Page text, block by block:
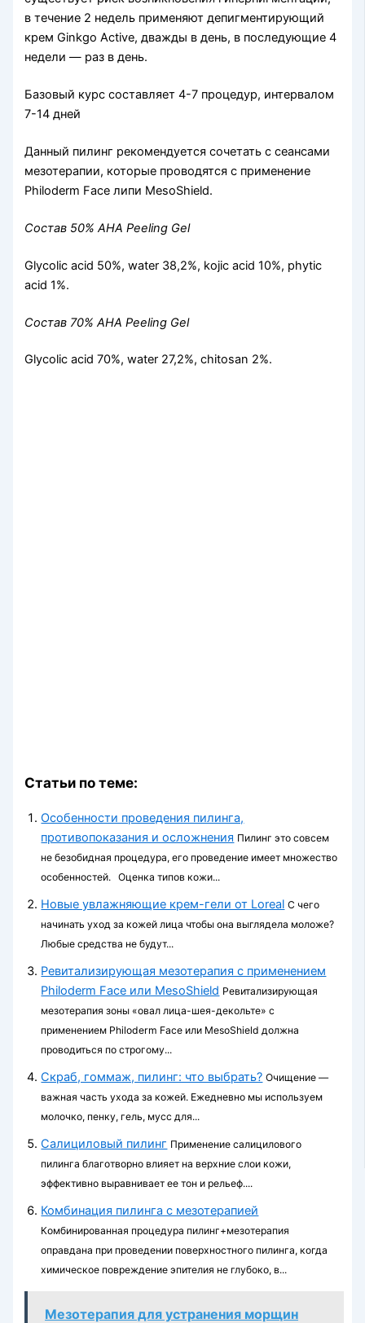
в течение 2 недель применяют депигментирующий
крем Ginkgo Active, дважды в день, в последующие 4
недели — раз в день.
Базовый курс составляет 4-7 процедур, интервалом
7-14 дней
Данный пилинг рекомендуется сочетать с сеансами
мезотерапии, которые проводятся с применение
Philoderm Face липи MesoShield.
Состав 50% AHA Peeling Gel
Glycolic acid 50%, water 38,2%, kojic acid 10%, phytic
acid 1%.
Состав 70% AHA Peeling Gel
Glycolic acid 70%, water 27,2%, chitosan 2%.
Статьи по теме:
Особенности проведения пилинга,
противопоказания и осложнения Пилинг это совсем
не безобидная процедура, его проведение имеет множество
особенностей. Оценка типов кожи...
Новые увлажняющие крем-гели от Loreal С чего
начинать уход за кожей лица чтобы она выглядела моложе?
Любые средства не будут...
Ревитализирующая мезотерапия с применением
Philoderm Face или MesoShield Ревитализирующая
мезотерапия зоны «овал лица-шея-декольте» с
применением Philoderm Face или MesoShield должна
проводиться по строгому...
Скраб, гоммаж, пилинг: что выбрать? Очищение —
важная часть ухода за кожей. Ежедневно мы используем
молочко, пенку, гель, мусс для...
Салициловый пилинг Применение салицилового
пилинга благотворно влияет на верхние слои кожи,
эффективно выравнивает ее тон и рельеф....
Комбинация пилинга с мезотерапией
Комбинированная процедура пилинг+мезотерапия
оправдана при проведении поверхностного пилинга, когда
химическое повреждение эпителия не глубоко, в...
Мезотерапия для устранения морщин